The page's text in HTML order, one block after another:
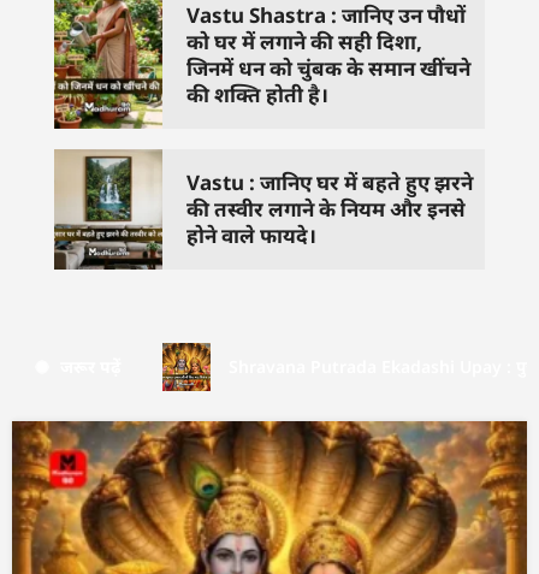
Vastu Shastra : जानिए उन पौधों
को घर में लगाने की सही दिशा,
जिनमें धन को चुंबक के समान खींचने
की शक्ति होती है।
Vastu : जानिए घर में बहते हुए झरने
की तस्वीर लगाने के नियम और इनसे
होने वाले फायदे।